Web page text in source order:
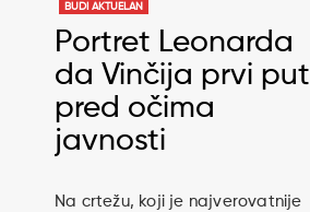
BUDI AKTUELAN
Portret Leonarda
da Vinčija prvi put
pred očima
javnosti
Na crtežu, koji je najverovatnije